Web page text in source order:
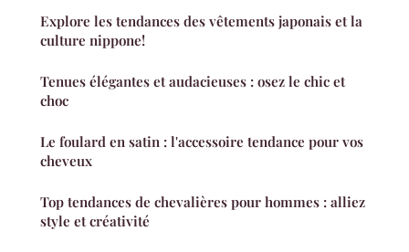
Explore les tendances des vêtements japonais et la
culture nippone!
Tenues élégantes et audacieuses : osez le chic et
choc
Le foulard en satin : l'accessoire tendance pour vos
cheveux
Top tendances de chevalières pour hommes : alliez
style et créativité